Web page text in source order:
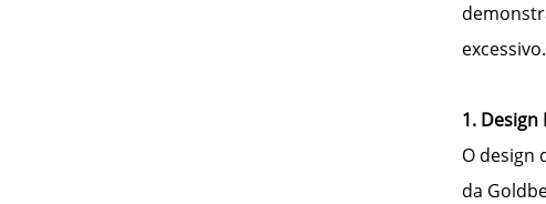
excessivo.
1.
O design
da